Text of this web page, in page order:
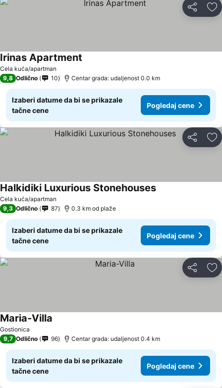
Deli
Cela kuća/apartman
Irinas Apartment
9,8 Odlično 10 Centar grada: udaljenost 0.0 km
Izaberi datume da bi se prikazale
tačne cene
Pogledaj cene
Deli
Cela kuća/apartman
Halkidiki Luxurious Stonehouses
9,3 Odlično 87 0.3 km od plaže
Izaberi datume da bi se prikazale
tačne cene
Pogledaj cene
Deli
Gostionica
Maria-Villa
9,7 Odlično 96 Centar grada: udaljenost 0.4 km
Izaberi datume da bi se prikazale
tačne cene
Pogledaj cene